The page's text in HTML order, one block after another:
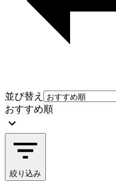
並び替え
おすすめ順
絞り込み